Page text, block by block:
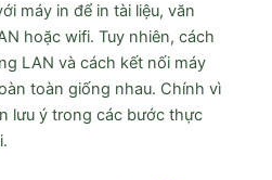
máy in để in tài liệu, văn
hoặc wifi. Tuy nhiên, cách
LAN và cách kết nối máy
toàn giống nhau. Chính vì
lưu ý trong các bước thực